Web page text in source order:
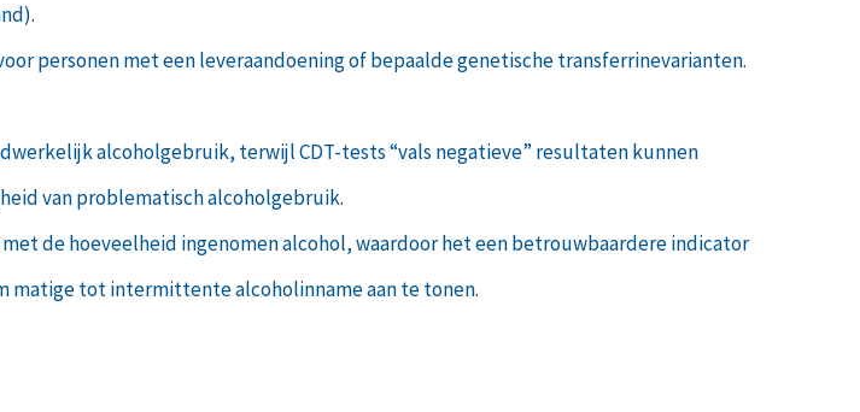
personen met een leveraandoening of bepaalde genetische transferrinevarianten.
alcoholgebruik, terwijl CDT-tests “vals negatieve” resultaten kunnen
van problematisch alcoholgebruik.
de hoeveelheid ingenomen alcohol, waardoor het een betrouwbaardere indicator
matige tot intermittente alcoholinname aan te tonen.